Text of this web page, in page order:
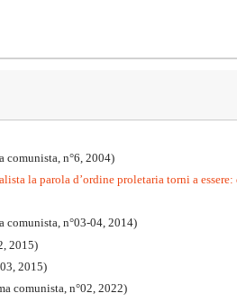
comunista, n°6, 2004)
la parola d’ordine proletaria torni a
comunista, n°03-04, 2014)
2015)
2015)
comunista, n°02, 2022)